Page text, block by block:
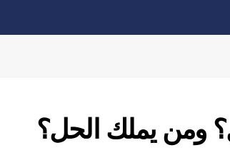
ومن يملك الحل؟